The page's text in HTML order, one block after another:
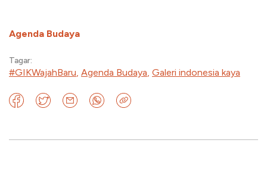
Agenda Budaya
Tagar:
#GIKWajahBaru, Agenda Budaya, Galeri indonesia kaya